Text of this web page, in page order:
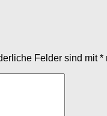
Felder sind mit*